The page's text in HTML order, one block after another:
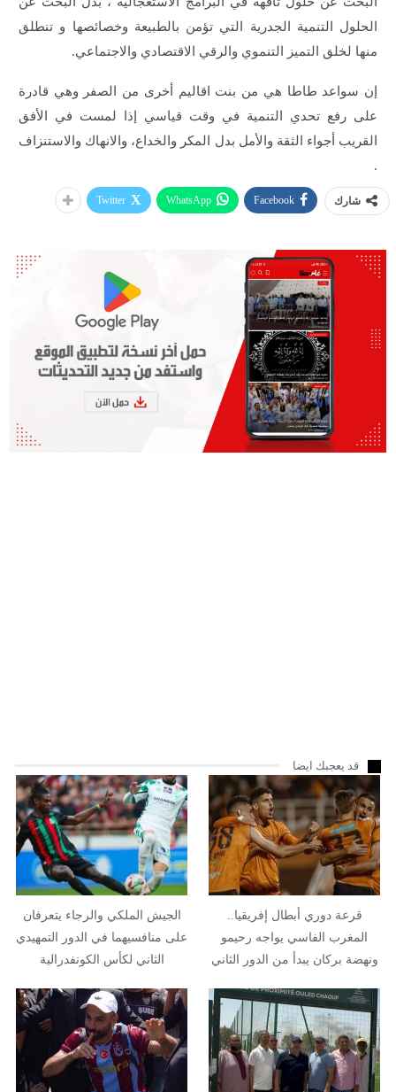
الحلول التنمية الجدرية التي تؤمن بالطبيعة وخصائصها و تنطلق
منها لخلق التميز التنموي والرقي الاقتصادي والاجتماعي.
إن سواعد طاطا هي من بنت اقاليم أخرى من الصفر وهي قادرة
على رفع تحدي التنمية في وقت قياسي إذا لمست في الأفق
القريب أجواء الثقة والأمل بدل المكر والخداع، والانهاك والاستنزاف
.
شارك Facebook
WhatsApp
Twitter
قد يعجبك ايضا
قرعة دوري أبطال إفريقيا..
المغرب الفاسي يواجه رحيمو
ونهضة بركان يبدأ من الدور الثاني
الجيش الملكي والرجاء يتعرفان
على منافسيهما في الدور التمهيدي
الثاني لكأس الكونفدرالية